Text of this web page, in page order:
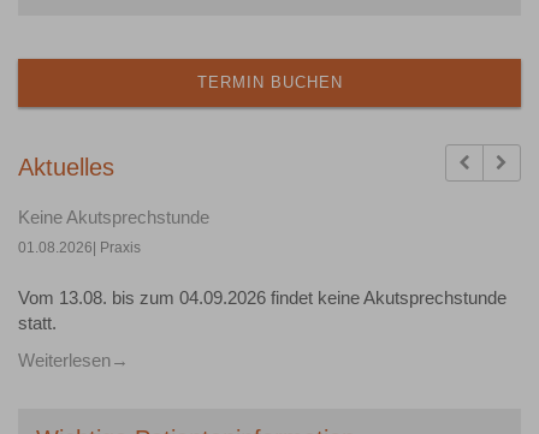
TERMIN BUCHEN
Aktuelles Previous
Keine Akutsprechstunde
01.08.2026| Praxis
Vom 13.08. bis zum 04.09.2026 findet keine Akutsprechstunde
statt.
Weiterlesen